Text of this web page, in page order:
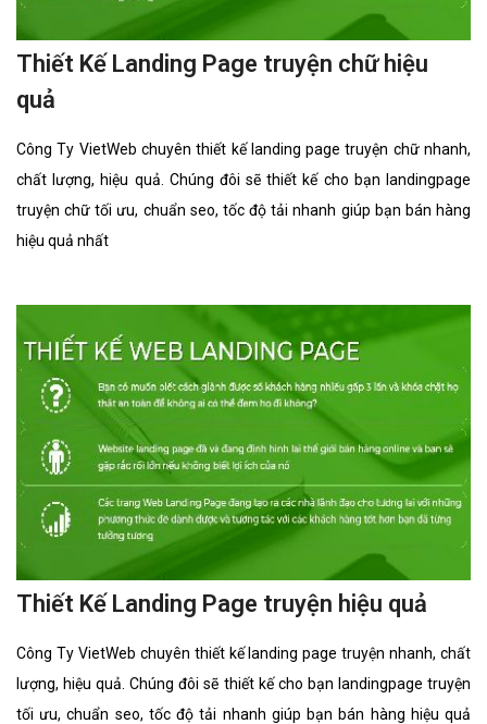
Thiết Kế Landing Page truyện chữ hiệu
quả
Công Ty VietWeb chuyên thiết kế landing page truyện chữ nhanh,
chất lượng, hiệu quả. Chúng đôi sẽ thiết kế cho bạn landingpage
truyện chữ tối ưu, chuẩn seo, tốc độ tải nhanh giúp bạn bán hàng
hiệu quả nhất
Thiết Kế Landing Page truyện hiệu quả
Công Ty VietWeb chuyên thiết kế landing page truyện nhanh, chất
lượng, hiệu quả. Chúng đôi sẽ thiết kế cho bạn landingpage truyện
tối ưu, chuẩn seo, tốc độ tải nhanh giúp bạn bán hàng hiệu quả